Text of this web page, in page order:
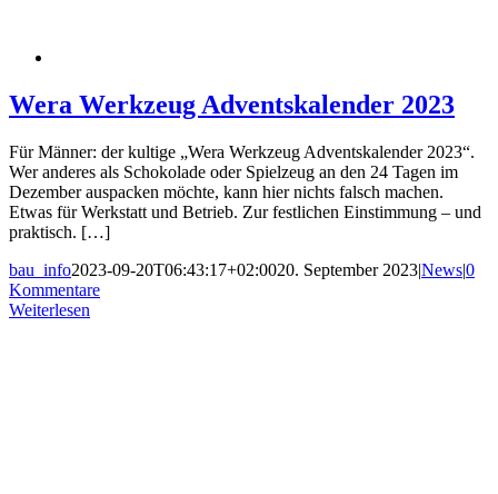
Wera Werkzeug Adventskalender 2023
Für Männer: der kultige „Wera Werkzeug Adventskalender 2023“.
Wer anderes als Schokolade oder Spielzeug an den 24 Tagen im
Dezember auspacken möchte, kann hier nichts falsch machen.
Etwas für Werkstatt und Betrieb. Zur festlichen Einstimmung – und
praktisch. […]
bau_info2023-09-20T06:43:17+02:0020. September 2023|News|0
Kommentare
Weiterlesen